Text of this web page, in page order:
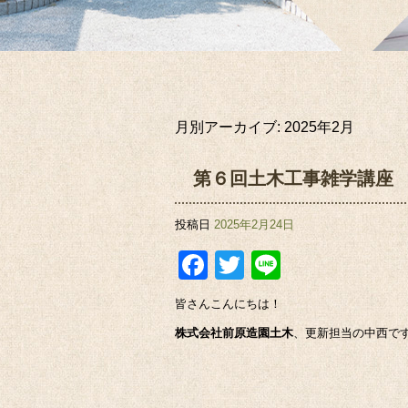
月別アーカイブ:2025年2月
第６回土木工事雑学講座
投稿日 2025年2月24日
Facebook
Twitter
Line
皆さんこんにちは！
株式会社前原造園土木 、更新担当の中西で